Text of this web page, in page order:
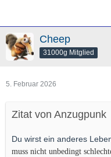
Cheep
31000g Mitglied
5. Februar 2026
Zitat von Anzugpunk
Du wirst ein anderes
muss nicht unbedingt